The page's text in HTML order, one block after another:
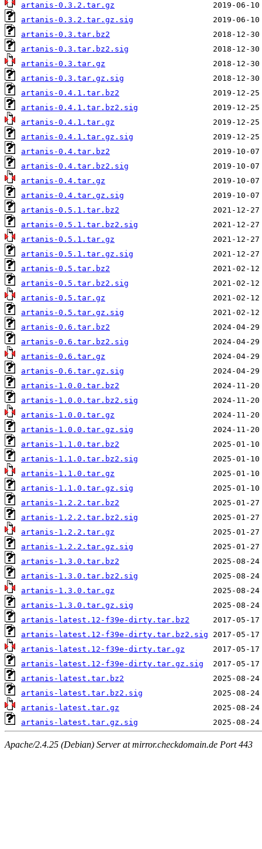
artanis-0.3.2.tar.gz
artanis-0.3.2.tar.gz.sig
artanis-0.3.tar.bz2
artanis-0.3.tar.bz2.sig
artanis-0.3.tar.gz
artanis-0.3.tar.gz.sig
artanis-0.4.1.tar.bz2
artanis-0.4.1.tar.bz2.sig
artanis-0.4.1.tar.gz
artanis-0.4.1.tar.gz.sig
artanis-0.4.tar.bz2
artanis-0.4.tar.bz2.sig
artanis-0.4.tar.gz
artanis-0.4.tar.gz.sig
artanis-0.5.1.tar.bz2
artanis-0.5.1.tar.bz2.sig
artanis-0.5.1.tar.gz
artanis-0.5.1.tar.gz.sig
artanis-0.5.tar.bz2
artanis-0.5.tar.bz2.sig
artanis-0.5.tar.gz
artanis-0.5.tar.gz.sig
artanis-0.6.tar.bz2
artanis-0.6.tar.bz2.sig
artanis-0.6.tar.gz
artanis-0.6.tar.gz.sig
artanis-1.0.0.tar.bz2
artanis-1.0.0.tar.bz2.sig
artanis-1.0.0.tar.gz
artanis-1.0.0.tar.gz.sig
artanis-1.1.0.tar.bz2
artanis-1.1.0.tar.bz2.sig
artanis-1.1.0.tar.gz
artanis-1.1.0.tar.gz.sig
artanis-1.2.2.tar.bz2
artanis-1.2.2.tar.bz2.sig
artanis-1.2.2.tar.gz
artanis-1.2.2.tar.gz.sig
artanis-1.3.0.tar.bz2
artanis-1.3.0.tar.bz2.sig
artanis-1.3.0.tar.gz
artanis-1.3.0.tar.gz.sig
artanis-latest.12-f39e-dirty.tar.bz2
artanis-latest.12-f39e-dirty.tar.bz2.sig
artanis-latest.12-f39e-dirty.tar.gz
artanis-latest.12-f39e-dirty.tar.gz.sig
artanis-latest.tar.bz2
artanis-latest.tar.bz2.sig
artanis-latest.tar.gz
artanis-latest.tar.gz.sig
Apache/2.4.25 (Debian) Server at mirror.checkdomain.de Port 443